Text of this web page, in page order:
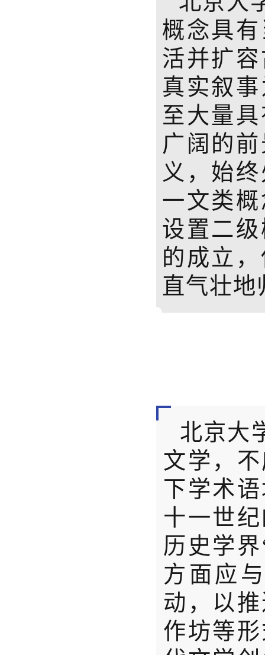
概念具
活并扩
真实叙
至大量
广阔的
义，始
一文类
设置二
的成立
直气壮地
北京大
文学，
下学术
十一世
历史学
方面应
动，以
作坊等